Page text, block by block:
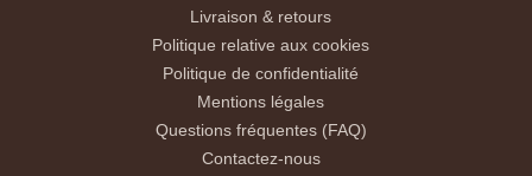
Livraison & retours
Politique relative aux cookies
Politique de confidentialité
Mentions légales
Questions fréquentes (FAQ)
Contactez-nous